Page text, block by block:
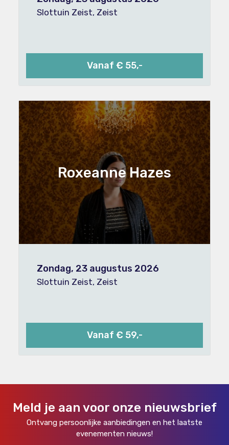
Slottuin Zeist, Zeist
Vanaf € 55,-
Roxeanne Hazes
Zondag, 23 augustus 2026
Slottuin Zeist, Zeist
Vanaf € 59,-
Meld je aan voor onze nieuwsbrief
Ontvang persoonlijke aanbiedingen en het laatste
evenementen nieuws!